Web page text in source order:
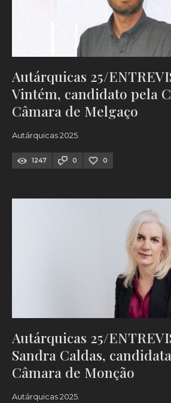
Autárquicas 25/
Vintém, candidato pela
Câmara de Melgaço
Autárquicas 2025.
1247 0 0
Autárquicas 25/
Sandra Caldas,
Câmara de Monção
Autárquicas 2025.